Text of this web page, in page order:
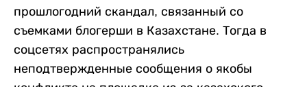
прошлогодний скандал, связанный со
съемками блогерши в Казахстане. Тогда в
соцсетях распространялись
неподтвержденные сообщения о якобы